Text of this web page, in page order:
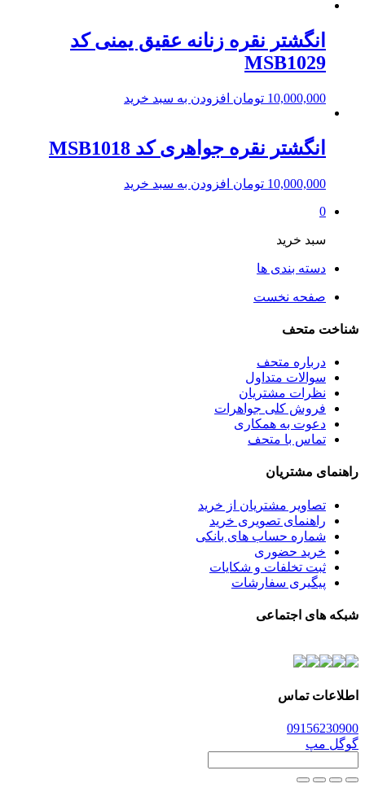
انگشتر نقره زنانه عقیق یمنی کد
MSB1029
10,000,000 تومان افزودن به سبد خرید
انگشتر نقره جواهری کد MSB1018
10,000,000 تومان افزودن به سبد خرید
0
سبد خرید
دسته بندی ها
صفحه نخست
شناخت متحف
درباره متحف
سوالات متداول
نظرات مشتریان
فروش کلی جواهرات
دعوت به همکاری
تماس با متحف
راهنمای مشتریان
تصاویر مشتریان از خرید
راهنمای تصویری خرید
شماره حساب های بانکی
خرید حضوری
ثبت تخلفات و شکایات
پیگیری سفارشات
شبکه های اجتماعی
اطلاعات تماس
09156230900
گوگل مپ